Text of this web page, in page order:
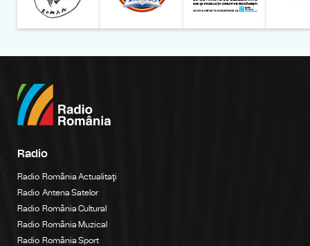
Radio
Radio România Actualitaţi
Radio Antena Satelor
Radio România Cultural
Radio România Muzical
Radio România Sport